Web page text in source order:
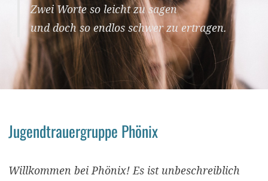
Zwei Worte so leicht zu sagen
und doch so endlos schwer zu ertragen.
Jugendtrauergruppe Phönix
Willkommen bei Phönix! Es ist unbeschreiblich